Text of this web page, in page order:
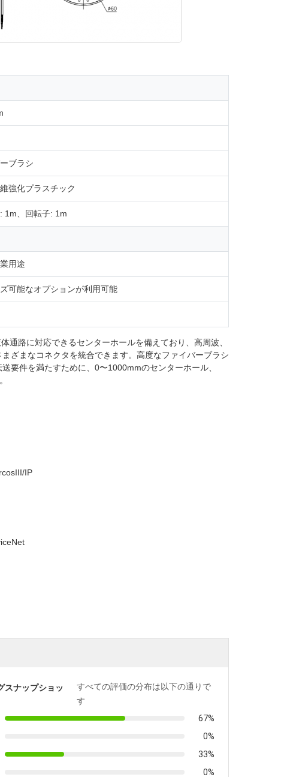
ブラシ
強化プラスチック
1m、回転子: 1m
用途
可能なオプションが利用可能
通路に対応できるセンターホールを備えており、高周波、
ざまなコネクタを統合できます。高度なファイバーブラシ
要件を満たすために、0〜1000mmのセンターホール、
IP
スナップショッ
すべての評価の分布は以下の通りで
す
67%
0%
33%
0%